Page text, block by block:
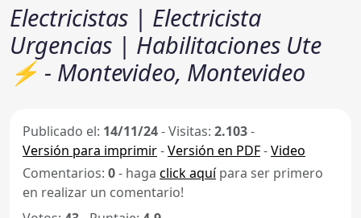
Electricistas | Electricista
Urgencias | Habilitaciones Ute
⚡ - Montevideo, Montevideo
Publicado el: 14/11/24-Visitas: 2.103-
Versión para imprimir-Versión en PDF-Video
Comentarios: 0- haga click aquípara ser primero
en realizar un comentario!